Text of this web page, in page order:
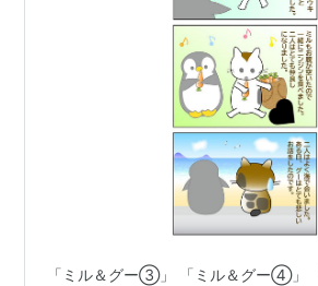
「ミル＆グー③」 「ミル＆グー④」